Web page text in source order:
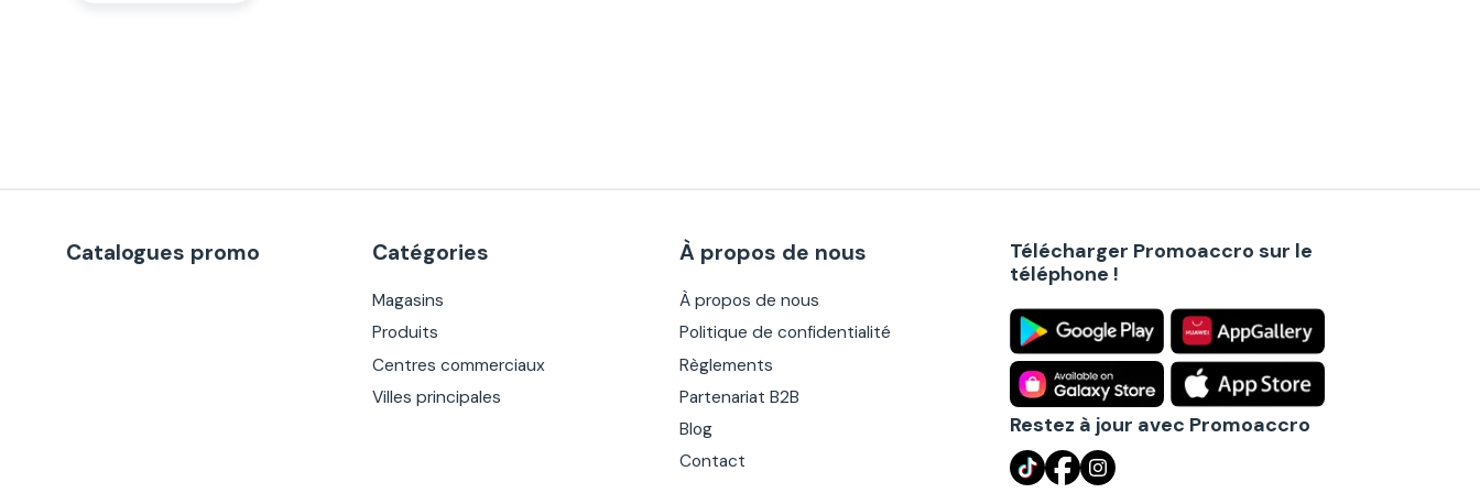
Catalogues promo Catégories
Magasins
Produits
Centres commerciaux
Villes principales
À propos de nous
À propos de nous
Politique de confidentialité
Règlements
Partenariat B2B
Blog
Contact
Télécharger Promoaccro sur le
téléphone !
Restez à jour avec Promoaccro